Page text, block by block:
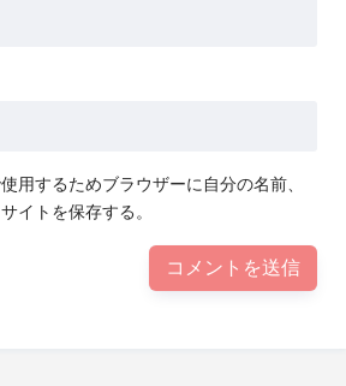
用するためブラウザーに自分の名前、
イトを保存する。